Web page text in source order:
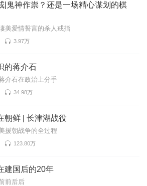
|鬼神作祟？还是一场精心谋划的棋
美爱情誓言的杀人戒指
3.97万
的蒋介石
介石在政治上分手
34.98万
朝鲜 | 长津湖战役
援朝战争的全过程
123.80万
建国后的20年
前后后